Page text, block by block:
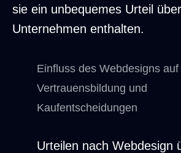
sie ein unbequemes Urteil
Unternehmen enthalten.
Einfluss des Webdesigns auf
Vertrauensbildung und
Kaufentscheidungen
Urteilen nach Webdesign